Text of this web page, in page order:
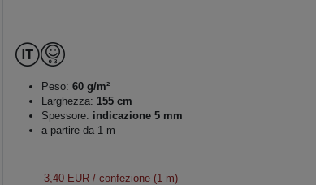
Peso: 60 g/m²
Larghezza: 155 cm
Spessore: indicazione 5 mm
a partire da 1 m
3,40 EUR/ confezione (1 m)